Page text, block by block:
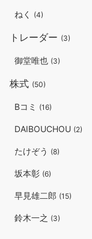
ねく (4)
トレーダー (3)
御堂唯也 (3)
株式 (50)
Bコミ (16)
DAIBOUCHOU (2)
たけぞう (8)
坂本彰 (6)
早見雄二郎 (15)
鈴木一之 (3)